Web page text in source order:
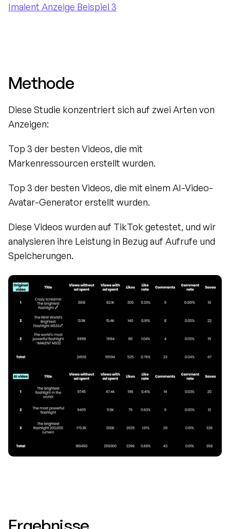
Imalent Anzeige Beispiel 3
Methode
Diese Studie konzentriert sich auf zwei Arten von
Anzeigen:
Top 3 der besten Videos, die mit
Markenressourcen erstellt wurden.
Top 3 der besten Videos, die mit einem AI-Video-
Avatar-Generator erstellt wurden.
Diese Videos wurden auf TikTok getestet, und wir
analysieren ihre Leistung in Bezug auf Aufrufe und
Speicherungen.